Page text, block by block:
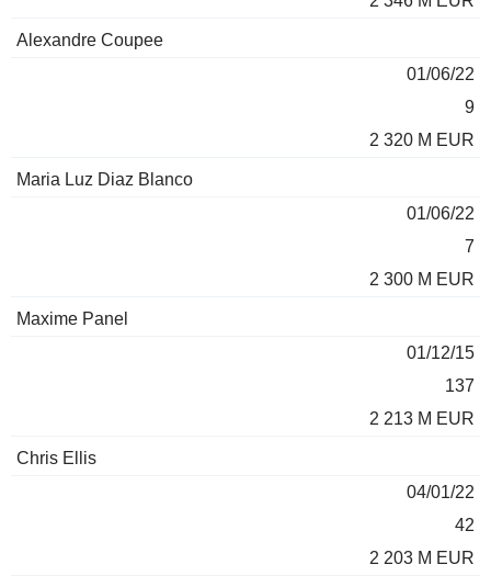
Alexandre Coupee
01/06/22
9
2 320 M EUR
Maria Luz Diaz Blanco
01/06/22
7
2 300 M EUR
Maxime Panel
01/12/15
137
2 213 M EUR
Chris Ellis
04/01/22
42
2 203 M EUR